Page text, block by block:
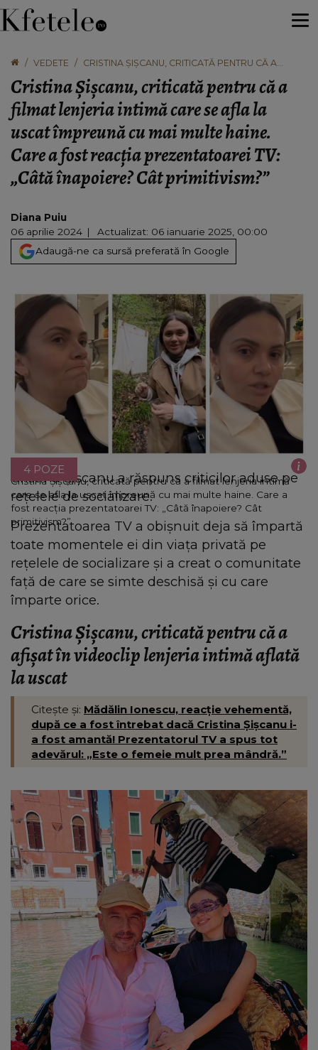
VEDETE
CRISTINA ȘIȘCANU, CRITICATĂ PENTRU CĂ A
ÎMPREUNĂ CU MAI MULTE HAINE. CARE A FOST
REACȚIA PREZENTATOAREI TV: „CÂTĂ ÎNAPOIERE?
CÂT PRIMITIVISM?”
Cristina Șișcanu, criticată pentru că a
filmat lenjeria intimă care se afla la
uscat împreună cu mai multe haine.
Care a fost reacția prezentatoarei TV:
„Câtă înapoiere? Cât primitivism?”
Diana Puiu
06 aprilie 2024
Actualizat: 06 ianuarie 2025, 00:00
Adaugă-ne ca sursă preferată în Google
Cristina Șișcanu, criticată pentru că a filmat lenjeria intimă
care se afla la uscat împreună cu mai multe haine. Care a
fost reacția prezentatoarei TV: „Câtă înapoiere? Cât
primitivism?”
4 POZE
Cristina Șișcanu a răspuns criticilor aduse pe
rețelele de socializare.
Prezentatoarea TV a obișnuit deja să împartă
toate momentele ei din viața privată pe
rețelele de socializare și a creat o comunitate
față de care se simte deschisă și cu care
împarte orice.
Cristina Șișcanu, criticată pentru că a
afișat în videoclip lenjeria intimă aflată
la uscat
Citește și: Mădălin Ionescu, reacție vehementă,
după ce a fost întrebat dacă Cristina Șișcanu i-
a fost amantă! Prezentatorul TV a spus tot
adevărul: „Este o femeie mult prea mândră.”